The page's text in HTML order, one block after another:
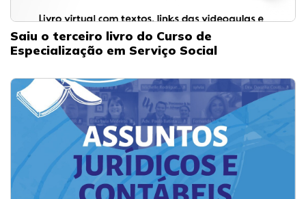
Saiu o terceiro livro do Curso de
Especialização em Serviço Social